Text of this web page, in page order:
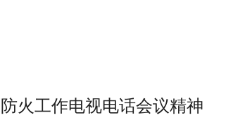
火工作电视电话会议精神